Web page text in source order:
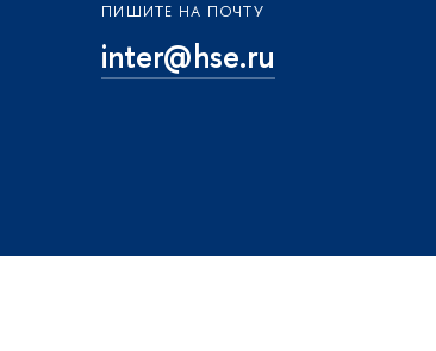
ПИШИТЕ НА ПОЧТУ
inter@hse.ru